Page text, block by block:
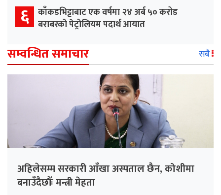
६ काँकडभिट्टाबाट एक वर्षमा २४ अर्ब ५० करोड
बराबरको पेट्रोलियम पदार्थ आयात
सम्वन्धित समाचार सबै
अहिलेसम्म सरकारी आँखा अस्पताल छैन, कोशीमा
बनाउँदैछौँः मन्त्री मेहता